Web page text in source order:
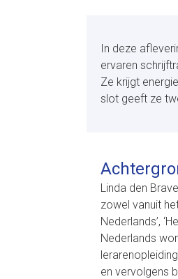
In deze
ervaren
Ze krijgt
slot geeft ze
Linda den
zowel vanuit
Nederlands’,
Nederlands
en vervolgens